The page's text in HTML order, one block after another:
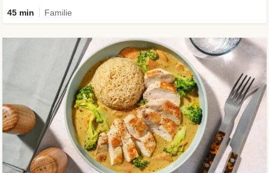
45 min Familie